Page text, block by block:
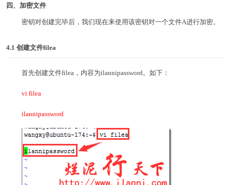
四、加密文件
密钥对创建完毕后，我们现在来使用该密钥对一个文件A进行加密。
4.1 创建文件filea
首先创建文件filea，内容为ilannipassword。如下：
vi filea
ilannipassword